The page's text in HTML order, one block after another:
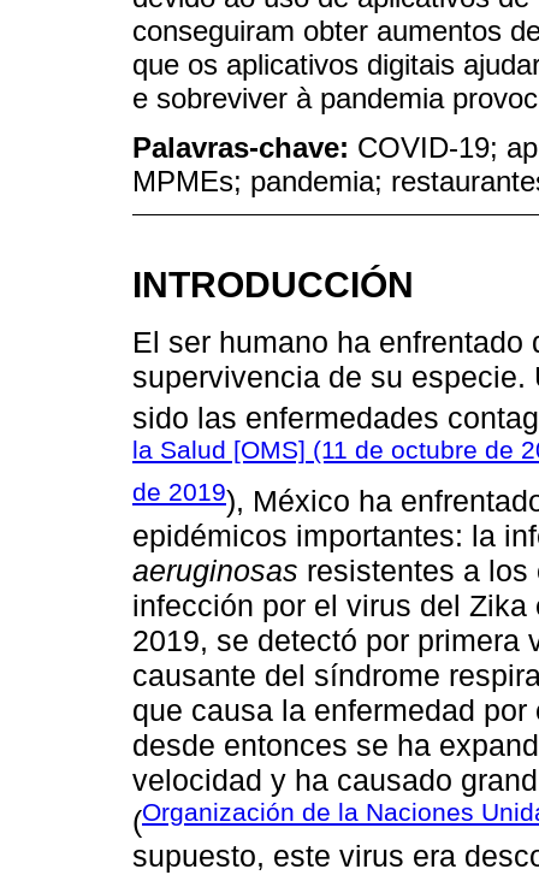
conseguiram obter aumentos
que os aplicativos digitais
e sobreviver à pandemia
Palavras-chave: COVID-19;
MPMEs; pandemia;
INTRODUCCIÓN
El ser humano ha
supervivencia de su
sido las enfermedades
la Salud [OMS] (11 de octubre de
de 2019), México ha
epidémicos importantes: la
aeruginosas resistentes a
infección por el virus del
2019, se detectó por primera
causante del síndrome
que causa la enfermedad
desde entonces se ha
velocidad y ha causado
(Organización de la Naciones
supuesto, este virus era